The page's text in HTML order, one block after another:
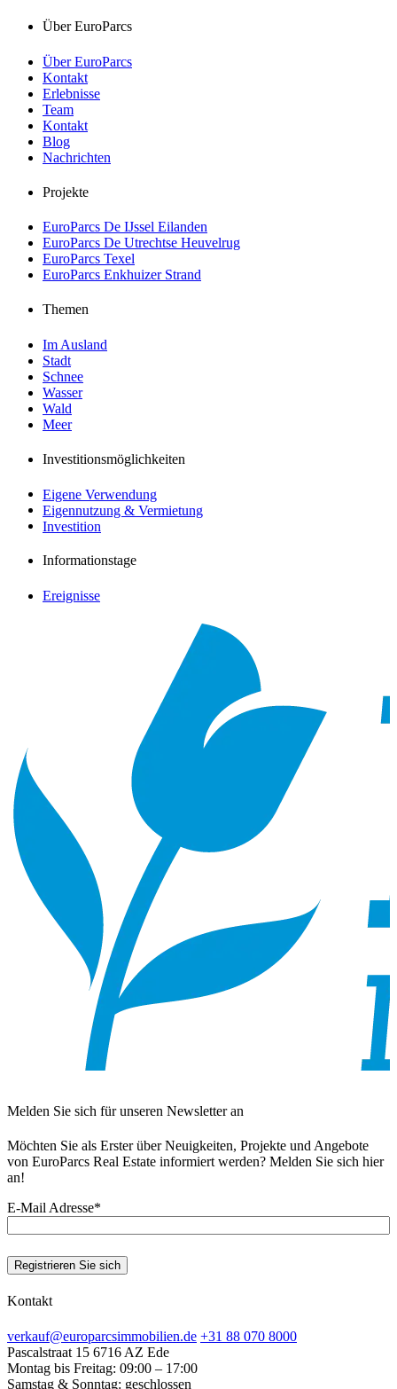
Über EuroParcs
Über EuroParcs
Kontakt
Erlebnisse
Team
Kontakt
Blog
Nachrichten
Projekte
EuroParcs De IJssel Eilanden
EuroParcs De Utrechtse Heuvelrug
EuroParcs Texel
EuroParcs Enkhuizer Strand
Themen
Im Ausland
Stadt
Schnee
Wasser
Wald
Meer
Investitionsmöglichkeiten
Eigene Verwendung
Eigennutzung & Vermietung
Investition
Informationstage
Ereignisse
Melden Sie sich für unseren Newsletter an
Möchten Sie als Erster über Neuigkeiten, Projekte und Angebote
von EuroParcs Real Estate informiert werden? Melden Sie sich hier
an!
E-Mail Adresse*
Registrieren Sie sich
Kontakt
verkauf@europarcsimmobilien.de +31 88 070 8000
Pascalstraat 15 6716 AZ Ede
Montag bis Freitag: 09:00 – 17:00
Samstag & Sonntag: geschlossen